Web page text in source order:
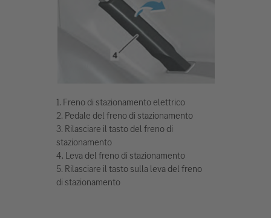
1. Freno di stazionamento elettrico
2. Pedale del freno di stazionamento
3. Rilasciare il tasto del freno di
stazionamento
4. Leva del freno di stazionamento
5. Rilasciare il tasto sulla leva del freno
di stazionamento